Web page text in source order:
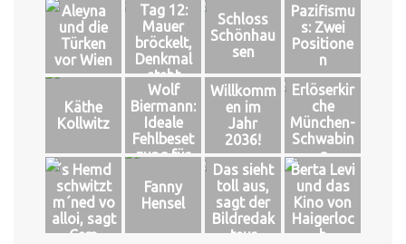
Aleyna
und die
Türken
vor Wien
Tag 12:
Mauer
bröckelt,
Denkmal
steht
Schloss
Schönhau
sen
Pazifismu
s: Zwei
Positione
n
Käthe
Kollwitz
Wolf
Biermann:
Ideale
Fehlbeset
zung für
Glück
Willkomm
en im
Jahr
2036!
Erlöserkir
che
München-
Schwabin
g
´s Hemd
schwitzt
m´ned vo
alloi, sagt
Cem
Fanny
Hensel
Das sieht
toll aus,
sagt der
Bildredak
teur
Berta Levi
und das
Kino von
Haigerloc
h